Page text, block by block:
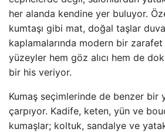
her alanda kendine yer buluyor.
kumtaşı gibi mat, doğal taşlar
kaplamalarında modern bir zarafet
yüzeyler hem göz alıcı hem de
bir his veriyor.
Kumaş seçimlerinde de benzer bir
çarpıyor. Kadife, keten, yün ve
kumaşlar; koltuk, sandalye ve